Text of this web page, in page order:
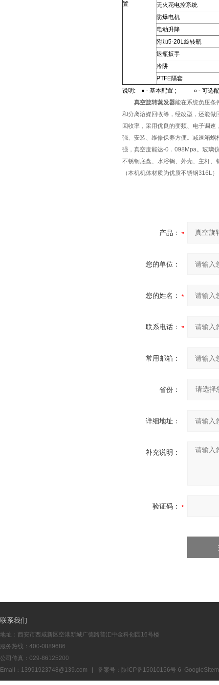
置
无火花电控系统
防爆电机
电动升降
附加5-20L旋转瓶
退瓶扳手
冷阱
PTFE隔套
说明 : ● - 基本配置 ; ○ - 可选配
真空旋转蒸发器能在系统负压条
和分离溶媒回收等，经改型，还能
回收率，采用优良的变频、电子调
强、安装、维修保养方便。减速箱
强，真空度能达-0．098Mpa。玻璃
不锈钢底盘、水浴锅、外壳、主杆
（本机机体材质为优质不锈钢316L）
产品：
您的单位：
您的姓名：
联系电话：
常用邮箱：
省份：
详细地址：
补充说明：
验证码：
联系我们
地址：西安市西咸新区空港新城广德路普汇中金科创园16号楼
服务热线：400-0889686
公司传真：029-86125200
Email：13991923748@139.com | 备案号： 陕ICP备15010156号-6